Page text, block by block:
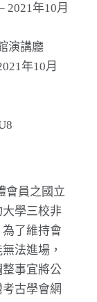
2021年10月
演講廳
年10月
會員之國立
學三校非
了維持會
法進場，
事宜將公
古學會網